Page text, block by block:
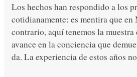
Los hechos han respondido a los
cotidianamente: es mentira que
contrario, aquí tenemos la
avance en la conciencia que
da. La experiencia de estos años